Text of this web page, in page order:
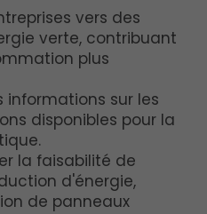
vers des
verte, contribuant
plus
informations sur les
disponibles pour la
la faisabilité de
d'énergie,
de panneaux